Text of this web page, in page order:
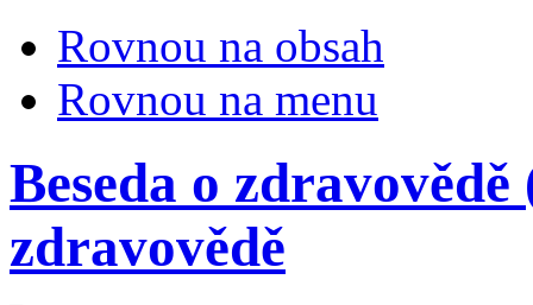
Rovnou na obsah
Rovnou na menu
Beseda o zdravovědě
zdravovědě